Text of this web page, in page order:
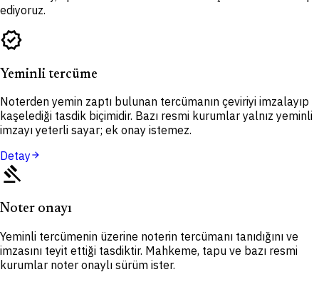
ediyoruz.
verified
Yeminli tercüme
Noterden yemin zaptı bulunan tercümanın çeviriyi imzalayıp
kaşelediği tasdik biçimidir. Bazı resmi kurumlar yalnız yeminli
imzayı yeterli sayar; ek onay istemez.
Detayarrow_forward
gavel
Noter onayı
Yeminli tercümenin üzerine noterin tercümanı tanıdığını ve
imzasını teyit ettiği tasdiktir. Mahkeme, tapu ve bazı resmi
kurumlar noter onaylı sürüm ister.